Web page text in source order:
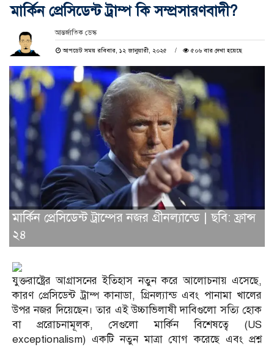
মার্কিন প্রেসিডেন্ট ট্রাম্প কি সম্প্রসারণবাদী?
আন্তর্জাতিক ডেস্ক
আপডেট সময় রবিবার, ১২ জানুয়ারী, ২০২৫ ৫০৬ বার দেখা হয়েছে
মার্কিন প্রেসিডেন্ট ট্রাম্পের নজর গ্রীনল্যান্ডে | ছবি: ফ্রান্স
২৪
যুক্তরাষ্ট্রের আগ্রাসনের ইতিহাস নতুন করে আলোচনায় এসেছে,
কারণ প্রেসিডেন্ট ট্রাম্প কানাডা, গ্রিনল্যান্ড এবং পানামা খালের
উপর নজর দিয়েছেন। তার এই উচ্চাভিলাষী দাবিগুলো সত্যি হোক
বা প্ররোচনামূলক, সেগুলো মার্কিন বিশেষত্বে (US
exceptionalism) একটি নতুন মাত্রা যোগ করেছে এবং প্রশ্ন